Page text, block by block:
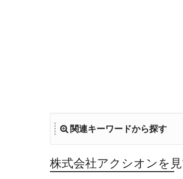
関連キーワードから探す
株式会社アクシオンを